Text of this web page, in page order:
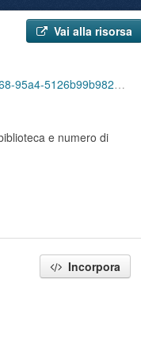
Vai alla risorsa
e numero di
Incorpora